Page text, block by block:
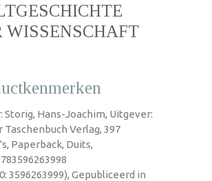
WISSENSCHAFT
Storig, Hans-Joachim, Uitgever:
Taschenbuch Verlag, 397
Paperback, Duits,
3596263999), Gepubliceerd in